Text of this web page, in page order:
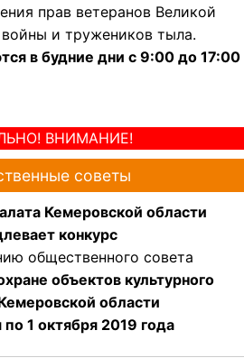
прав ветеранов Великой
и тружеников тыла.
в будние дни с 9:00 до 17:00
ВНИМАНИЕ!
советы
Кемеровской области
конкурс
общественного совета
объектов культурного
области
по 1 октября 2019 года